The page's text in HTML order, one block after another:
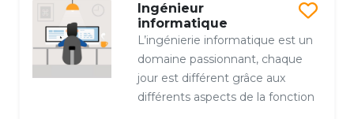
Ingénieur
informatique
L’ingénierie informatique est un
domaine passionnant, chaque
jour est différent grâce aux
différents aspects de la fonction